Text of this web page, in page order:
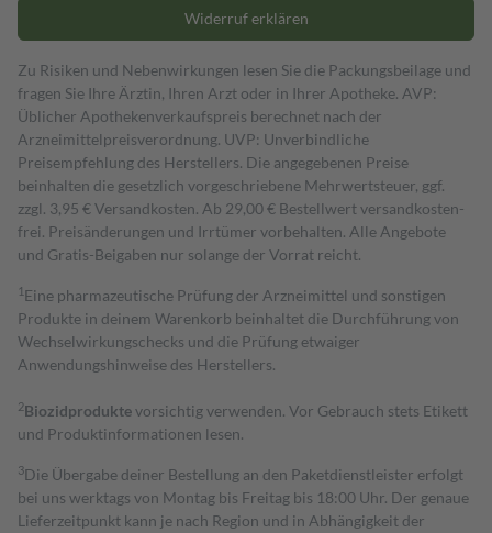
Widerruf erklären
Zu Risiken und Nebenwirkungen lesen Sie die Packungsbeilage und
fragen Sie Ihre Ärztin, Ihren Arzt oder in Ihrer Apotheke. AVP:
Üblicher Apothekenverkaufspreis berechnet nach der
Arzneimittelpreisverordnung. UVP: Unverbindliche
Preisempfehlung des Herstellers. Die angegebenen Preise
beinhalten die gesetzlich vorgeschriebene Mehrwertsteuer, ggf.
zzgl. 3,95 € Versandkosten. Ab 29,00 € Bestell­wert versand­kosten­
frei. Preisänderungen und Irrtümer vorbehalten. Alle Angebote
und Gratis-Beigaben nur solange der Vorrat reicht.
1 Eine pharmazeutische Prüfung der Arzneimittel und sonstigen
Produkte in deinem Warenkorb beinhaltet die Durchführung von
Wechselwirkungschecks und die Prüfung etwaiger
Anwendungshinweise des Herstellers.
2Biozidproduktevorsichtig verwenden. Vor Gebrauch stets Etikett
und Produktinformationen lesen.
3Die Übergabe deiner Bestellung an den Paketdienstleister erfolgt
bei uns werktags von Montag bis Freitag bis 18:00 Uhr. Der genaue
Lieferzeitpunkt kann je nach Region und in Abhängigkeit der